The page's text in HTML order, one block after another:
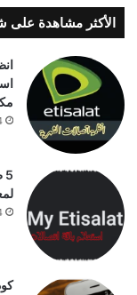
الأكثر مشاهدة على
14
14